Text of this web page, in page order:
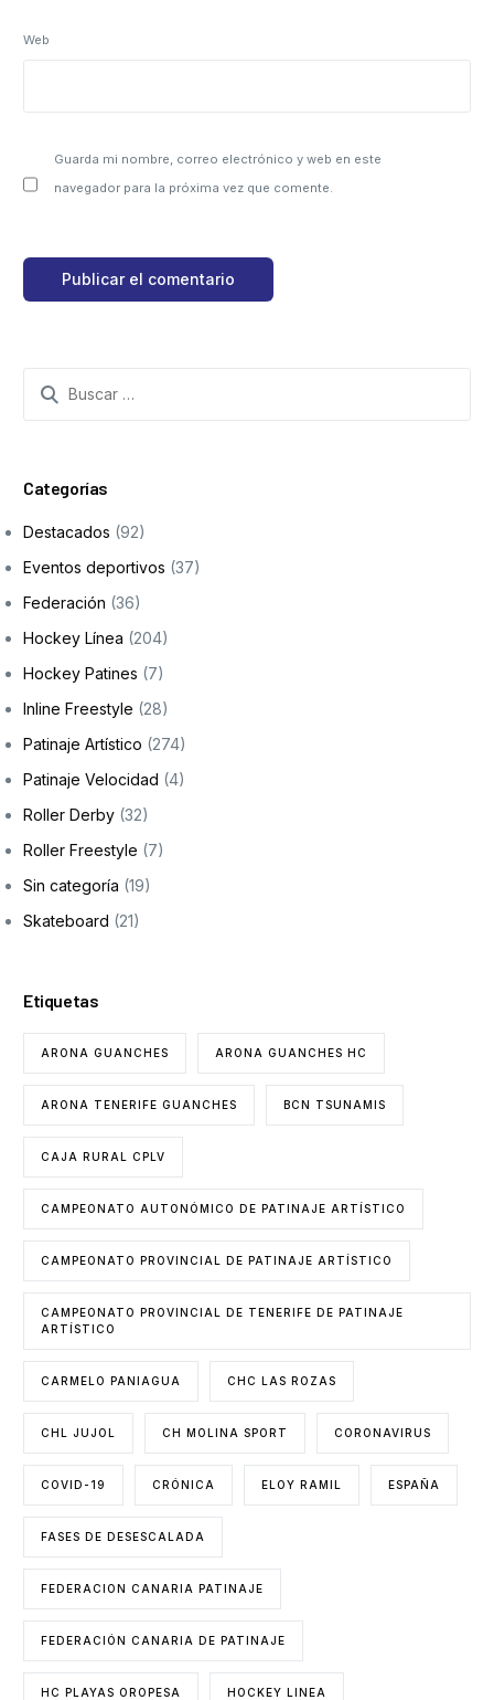
Web
Guarda mi nombre, correo electrónico y web en este
navegador para la próxima vez que comente.
Categorías
Destacados (92)
Eventos deportivos (37)
Federación (36)
Hockey Línea (204)
Hockey Patines (7)
Inline Freestyle (28)
Patinaje Artístico (274)
Patinaje Velocidad (4)
Roller Derby (32)
Roller Freestyle (7)
Sin categoría (19)
Skateboard (21)
Etiquetas
ARONA GUANCHES ARONA GUANCHES HC
ARONA TENERIFE GUANCHES BCN TSUNAMIS
CAJA RURAL CPLV
CAMPEONATO AUTONÓMICO DE PATINAJE ARTÍSTICO
CAMPEONATO PROVINCIAL DE PATINAJE ARTÍSTICO
CAMPEONATO PROVINCIAL DE TENERIFE DE PATINAJE
ARTÍSTICO
CARMELO PANIAGUA CHC LAS ROZAS
CHL JUJOL CH MOLINA SPORT CORONAVIRUS
COVID-19 CRÓNICA ELOY RAMIL ESPAÑA
FASES DE DESESCALADA
FEDERACION CANARIA PATINAJE
FEDERACIÓN CANARIA DE PATINAJE
HC PLAYAS OROPESA HOCKEY LINEA